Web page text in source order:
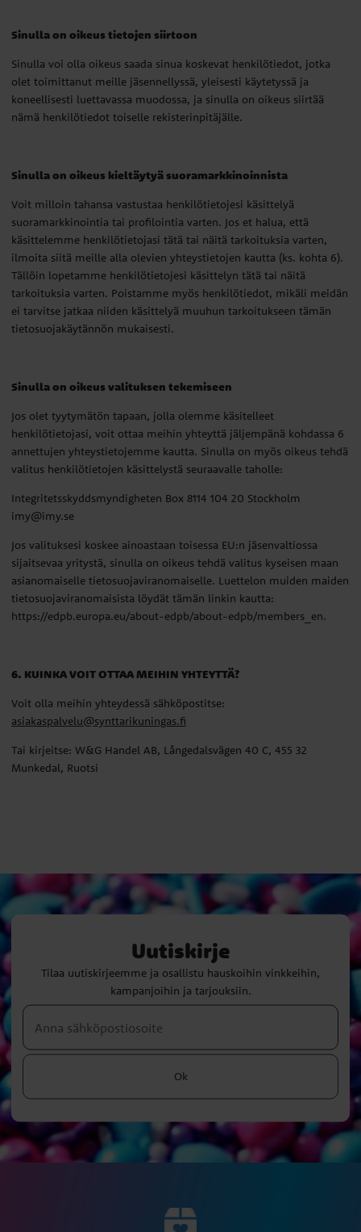
Sinulla on oikeus tietojen siirtoon
Sinulla voi olla oikeus saada sinua koskevat henkilötiedot, jotka
olet toimittanut meille jäsennellyssä, yleisesti käytetyssä ja
koneellisesti luettavassa muodossa, ja sinulla on oikeus siirtää
nämä henkilötiedot toiselle rekisterinpitäjälle.
Sinulla on oikeus kieltäytyä suoramarkkinoinnista
Voit milloin tahansa vastustaa henkilötietojesi käsittelyä
suoramarkkinointia tai profilointia varten. Jos et halua, että
käsittelemme henkilötietojasi tätä tai näitä tarkoituksia varten,
ilmoita siitä meille alla olevien yhteystietojen kautta (ks. kohta 6).
Tällöin lopetamme henkilötietojesi käsittelyn tätä tai näitä
tarkoituksia varten. Poistamme myös henkilötiedot, mikäli meidän
ei tarvitse jatkaa niiden käsittelyä muuhun tarkoitukseen tämän
tietosuojakäytännön mukaisesti.
Sinulla on oikeus valituksen tekemiseen
Jos olet tyytymätön tapaan, jolla olemme käsitelleet
henkilötietojasi, voit ottaa meihin yhteyttä jäljempänä kohdassa 6
annettujen yhteystietojemme kautta. Sinulla on myös oikeus tehdä
valitus henkilötietojen käsittelystä seuraavalle taholle:
Integritetsskyddsmyndigheten Box 8114 104 20 Stockholm
imy@imy.se
Jos valituksesi koskee ainoastaan toisessa EU:n jäsenvaltiossa
sijaitsevaa yritystä, sinulla on oikeus tehdä valitus kyseisen maan
asianomaiselle tietosuojaviranomaiselle. Luettelon muiden maiden
tietosuojaviranomaisista löydät tämän linkin kautta:
https://edpb.europa.eu/about-edpb/about-edpb/members_en.
6. KUINKA VOIT OTTAA MEIHIN YHTEYTTÄ?
Voit olla meihin yhteydessä sähköpostitse:
asiakaspalvelu@synttarikuningas.fi
Tai kirjeitse: W&G Handel AB, Långedalsvägen 40 C, 455 32
Munkedal, Ruotsi
Uutiskirje
Tilaa uutiskirjeemme ja osallistu hauskoihin vinkkeihin,
kampanjoihin ja tarjouksiin.
Ok